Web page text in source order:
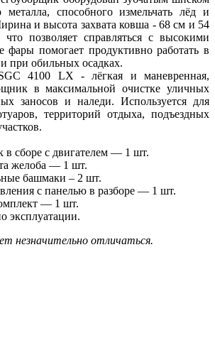
металла, способного измельчать лёд и
и высота захвата ковша - 68 см и 54
что позволяет справляться с высокими
фары помогает продуктивно работать в
при обильных осадках.
4100 LX - лёгкая и маневренная,
в максимальной очистке уличных
заносов и наледи. Используется для
территорий отдыха, подъездных
в сборе с двигателем — 1 шт.
желоба — 1 шт.
башмаки – 2 шт.
с панелью в разборе — 1 шт.
— 1 шт.
эксплуатации.
незначительно отличаться.